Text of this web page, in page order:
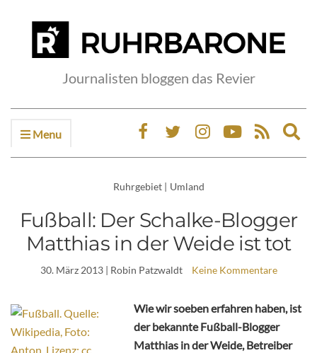
Journalisten bloggen das Revier
Menu
Ruhrgebiet | Umland
Fußball: Der Schalke-Blogger
Matthias in der Weide ist tot
30. März 2013| Robin Patzwaldt Keine Kommentare
Wie wir soeben erfahren haben, ist
der bekannte Fußball-Blogger
Matthias in der Weide, Betreiber